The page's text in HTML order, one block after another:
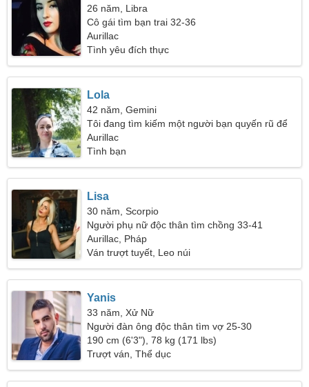
26 năm, Libra
Cô gái tìm bạn trai 32-36
Aurillac
Tình yêu đích thực
Lola
42 năm, Gemini
Tôi đang tìm kiếm một người bạn quyến rũ để
khiêu vũ cùng nhau
Aurillac
Tình bạn
Lisa
30 năm, Scorpio
Người phụ nữ độc thân tìm chồng 33-41
Aurillac, Pháp
Ván trượt tuyết, Leo núi
Yanis
33 năm, Xử Nữ
Người đàn ông độc thân tìm vợ 25-30
190 cm (6'3"), 78 kg (171 lbs)
Trượt ván, Thể dục